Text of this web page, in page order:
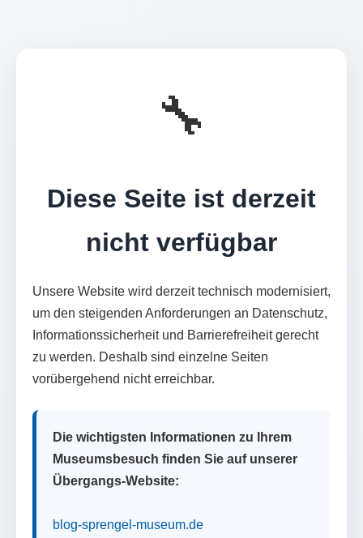
🔧
Diese Seite ist derzeit
nicht verfügbar
Unsere Website wird derzeit technisch modernisiert,
um den steigenden Anforderungen an Datenschutz,
Informationssicherheit und Barrierefreiheit gerecht
zu werden. Deshalb sind einzelne Seiten
vorübergehend nicht erreichbar.
Die wichtigsten Informationen zu Ihrem
Museumsbesuch finden Sie auf unserer
Übergangs-Website:
blog-sprengel-museum.de